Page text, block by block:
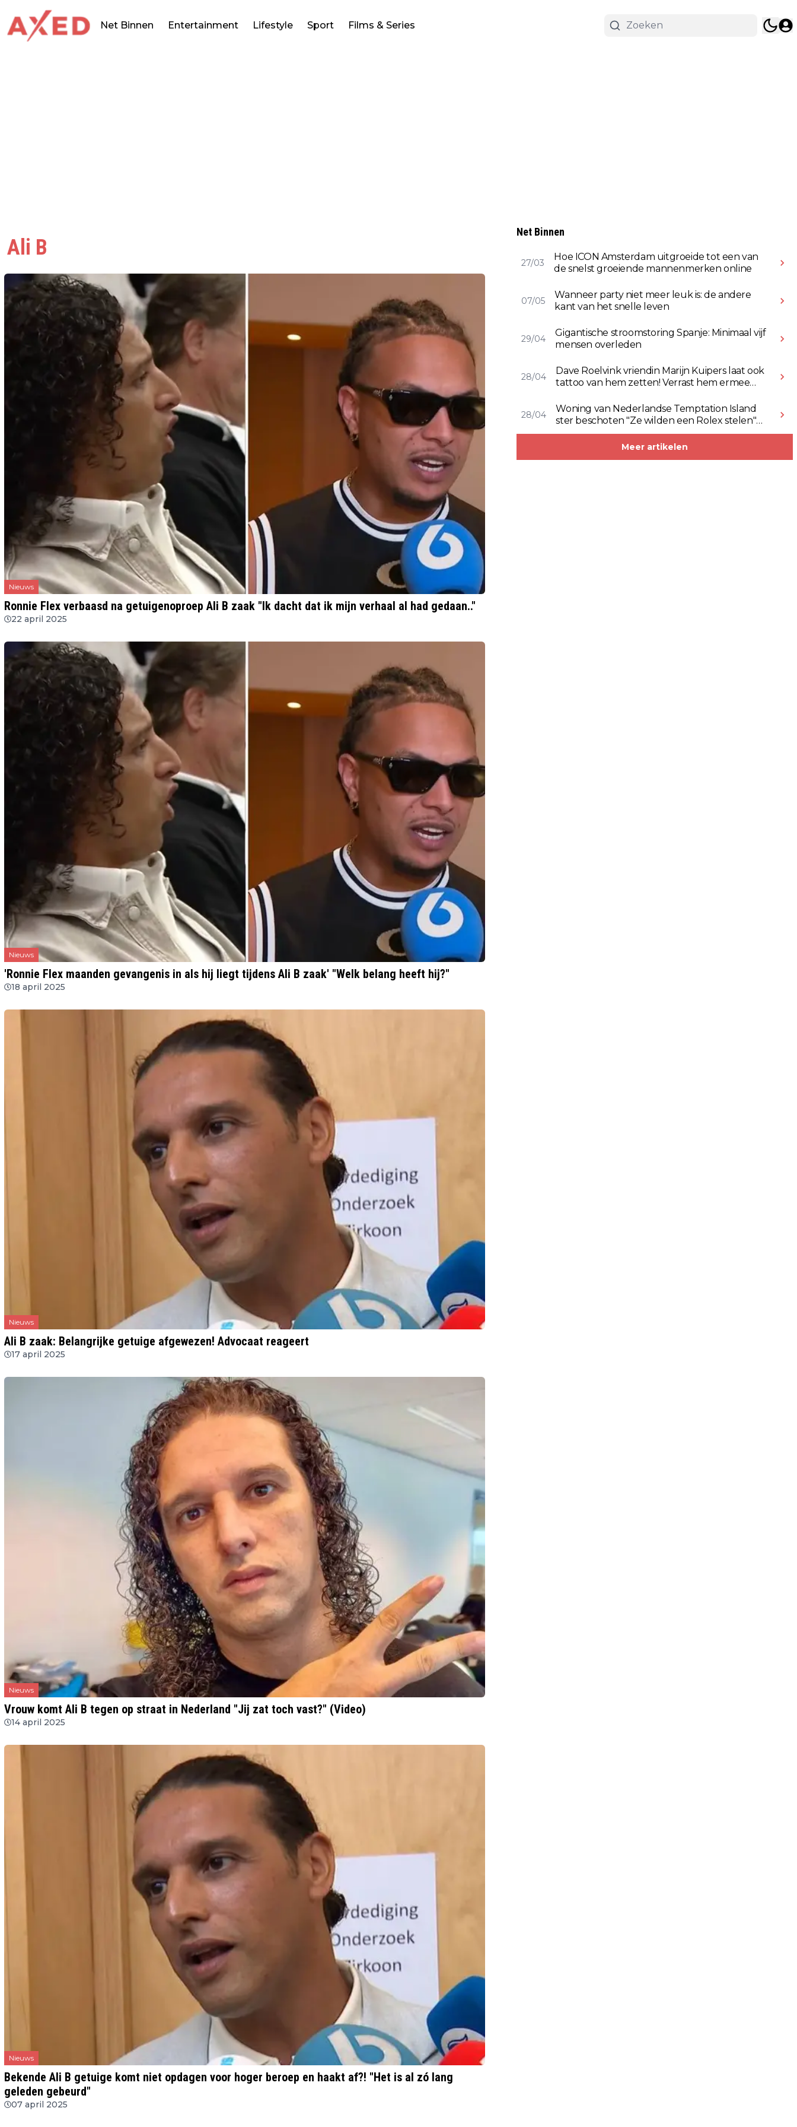
Net Binnen Entertainment Lifestyle Sport Films & Series
Ali B
Nieuws
Ronnie Flex verbaasd na getuigenoproep Ali B zaak "Ik dacht dat ik mijn verhaal al had gedaan.."
22 april 2025
Nieuws
'Ronnie Flex maanden gevangenis in als hij liegt tijdens Ali B zaak' "Welk belang heeft hij?"
18 april 2025
Nieuws
Ali B zaak: Belangrijke getuige afgewezen! Advocaat reageert
17 april 2025
Nieuws
Vrouw komt Ali B tegen op straat in Nederland "Jij zat toch vast?" (Video)
14 april 2025
Nieuws
Bekende Ali B getuige komt niet opdagen voor hoger beroep en haakt af?! "Het is al zó lang
geleden gebeurd"
07 april 2025
Net Binnen
27/03
Hoe ICON Amsterdam uitgroeide tot een van
de snelst groeiende mannenmerken online
07/05
Wanneer party niet meer leuk is: de andere
kant van het snelle leven
29/04
Gigantische stroomstoring Spanje: Minimaal vijf
mensen overleden
28/04
Dave Roelvink vriendin Marijn Kuipers laat ook
tattoo van hem zetten! Verrast hem ermee
28/04
Woning van Nederlandse Temptation Island
ster beschoten "Ze wilden een Rolex stelen"
(Video)
Meer artikelen